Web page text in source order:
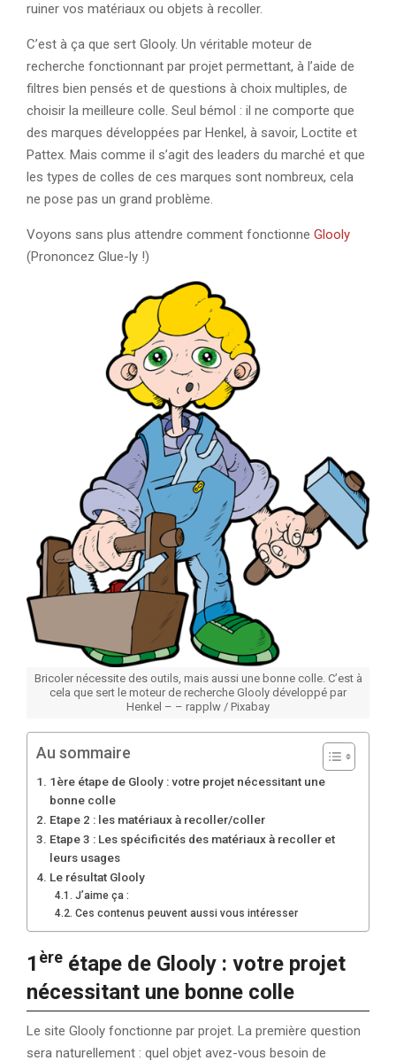
ruiner vos matériaux ou objets à recoller.
C’est à ça que sert Glooly. Un véritable moteur de
recherche fonctionnant par projet permettant, à l’aide de
filtres bien pensés et de questions à choix multiples, de
choisir la meilleure colle. Seul bémol : il ne comporte que
des marques développées par Henkel, à savoir, Loctite et
Pattex. Mais comme il s’agit des leaders du marché et que
les types de colles de ces marques sont nombreux, cela
ne pose pas un grand problème.
Voyons sans plus attendre comment fonctionne Glooly
(Prononcez Glue-ly !)
Bricoler nécessite des outils, mais aussi une bonne colle. C’est à
cela que sert le moteur de recherche Glooly développé par
Henkel – – rapplw / Pixabay
Au sommaire
1ère étape de Glooly : votre projet nécessitant une
bonne colle
Etape 2 : les matériaux à recoller/coller
Etape 3 : Les spécificités des matériaux à recoller et
leurs usages
Le résultat Glooly
J’aime ça :
Ces contenus peuvent aussi vous intéresser
1 ère étape de Glooly : votre projet
nécessitant une bonne colle
Le site Glooly fonctionne par projet. La première question
sera naturellement : quel objet avez-vous besoin de